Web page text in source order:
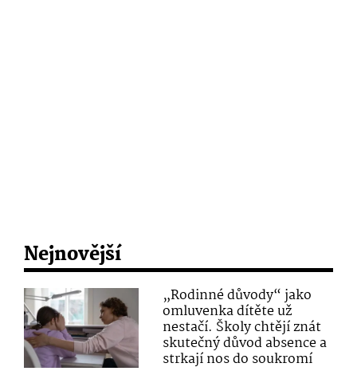
Nejnovější
„Rodinné důvody“ jako
omluvenka dítěte už
nestačí. Školy chtějí znát
skutečný důvod absence a
strkají nos do soukromí